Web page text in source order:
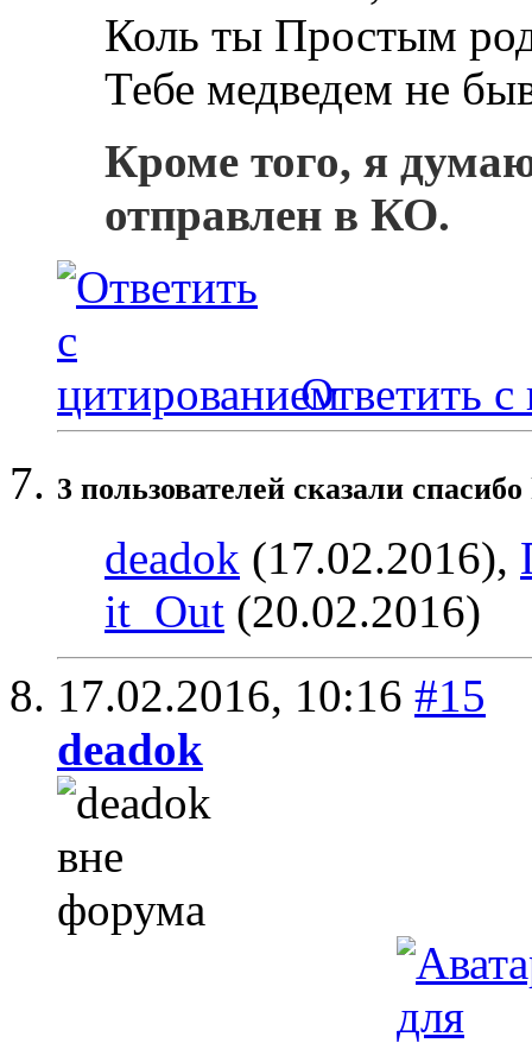
Коль ты Простым
Тебе медведем не
Кроме того, я
отправлен в КО.
Ответить с
3 пользователей сказали
deadok (17.02.2016),
it_Out (20.02.2016)
17.02.2016, 10:16 #15
deadok